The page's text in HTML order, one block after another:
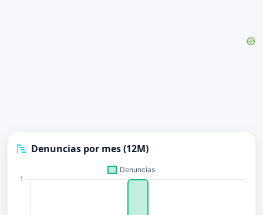
Denuncias por mes (12M)